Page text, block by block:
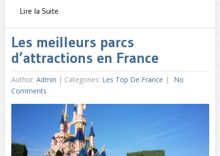
Lire la Suite
Les meilleurs parcs
d’attractions en France
Author: Admin | Categories: Les Top De France
No
Comments